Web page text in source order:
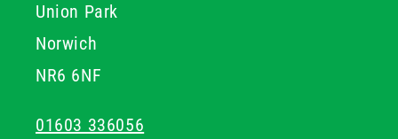
Union Park
Norwich
NR6 6NF
01603 336056